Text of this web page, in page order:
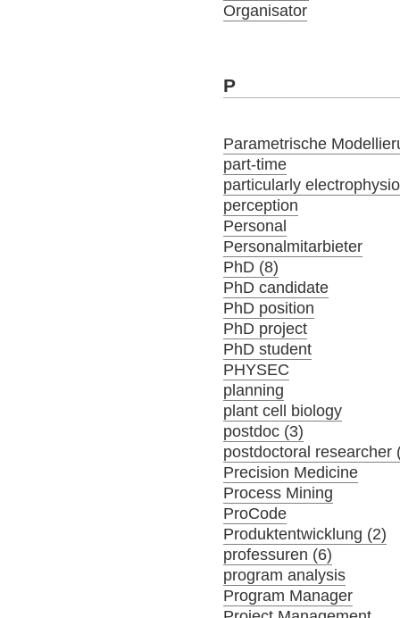
Organisator
P
Parametrische
part-time
particularly
perception
Personal
Personalmitarbieter
PhD (8)
PhD candidate
PhD position
PhD project
PhD student
PHYSEC
planning
plant cell biology
postdoc (3)
postdoctoral researcher
Precision Medicine
Process Mining
ProCode
Produktentwicklung (2)
professuren (6)
program analysis
Program Manager